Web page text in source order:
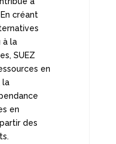
créant
à la
SUEZ
en
la
en
des